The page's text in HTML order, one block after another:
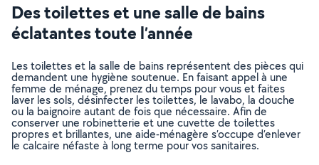
Des toilettes et une salle de bains
éclatantes toute l’année
Les toilettes et la salle de bains représentent des pièces qui
demandent une hygiène soutenue. En faisant appel à une
femme de ménage, prenez du temps pour vous et faites
laver les sols, désinfecter les toilettes, le lavabo, la douche
ou la baignoire autant de fois que nécessaire. Afin de
conserver une robinetterie et une cuvette de toilettes
propres et brillantes, une aide-ménagère s’occupe d’enlever
le calcaire néfaste à long terme pour vos sanitaires.